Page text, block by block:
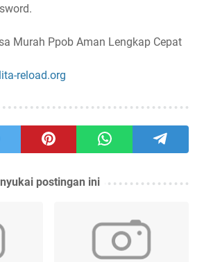
Murah Ppob Aman Lengkap Cepat
reload.org
postingan ini